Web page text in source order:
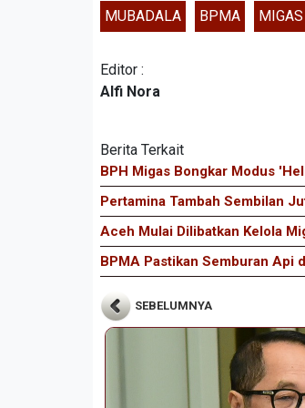
MUBADALA BPMA MIGAS
Editor :
Alfi Nora
Berita Terkait
BPH Migas Bongkar Modus
Pertamina Tambah Sembilan
Aceh Mulai Dilibatkan Kelola
BPMA Pastikan Semburan Api
SEBELUMNYA